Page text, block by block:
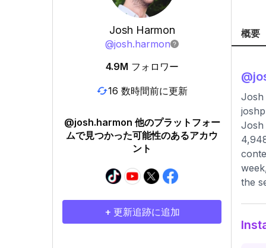
Josh Harmon
@josh.harmon
4.9M フォロワー
16 数時間前に更新
@josh.harmon 他のプラットフォー
ムで見つかった可能性のあるアカウ
ント
+ 更新追跡に追加
概要
@
Josh
Josh
the